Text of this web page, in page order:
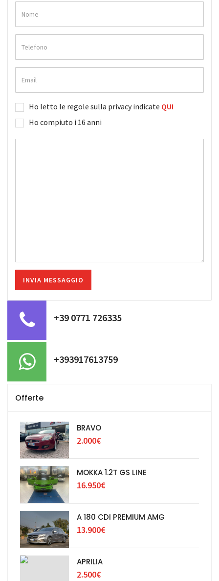
Ho letto le regole sulla privacy indicate QUI
Ho compiuto i 16 anni
+39 0771 726335
+393917613759
Offerte
BRAVO
2.000€
MOKKA 1.2T GS LINE
16.950€
A 180 CDI PREMIUM AMG
13.900€
APRILIA
2.500€